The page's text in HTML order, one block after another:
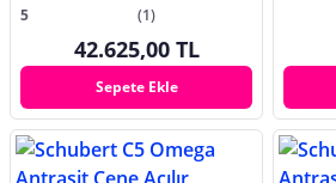
5
(1)
42.625,00 TL
Sepete Ekle